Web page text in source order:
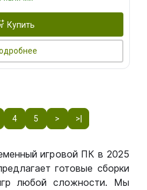
Купить
4 5 > >|
игровой ПК в 2025
готовые сборки
любой сложности. Мы